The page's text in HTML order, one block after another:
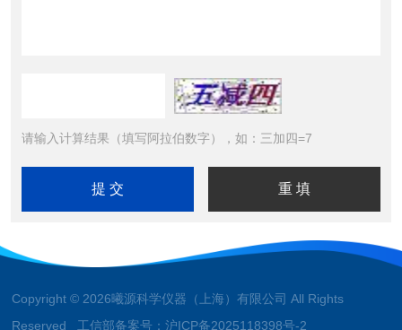
请输入计算结果（填写阿拉伯数字），如：三加四=7
Copyright © 2026曦源科学仪器（上海）有限公司 All Rights
Reserved 工信部备案号：沪ICP备2025118398号-2